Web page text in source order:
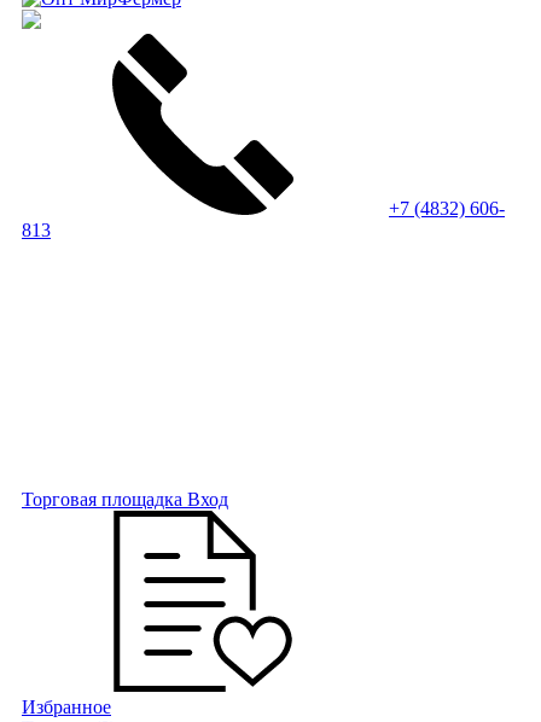
+7 (4832) 606-
813
Торговая площадка Вход
Избранное